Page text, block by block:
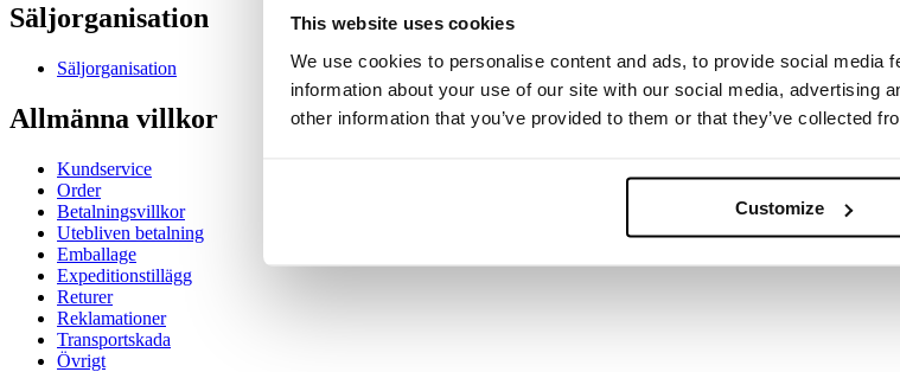
This website uses cookies
We use cookies to personalise content and ads, to provide social media
information about your use of our site with our social media, advertising
other information that you’ve provided to them or that they’ve collected
Customize
Säljorganisation
Säljorganisation
Allmänna villkor
Kundservice
Order
Betalningsvillkor
Utebliven betalning
Emballage
Expeditionstillägg
Returer
Reklamationer
Transportskada
Övrigt